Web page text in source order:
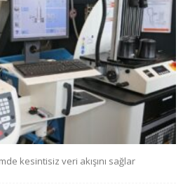
kesintisiz veri akışını sağlar